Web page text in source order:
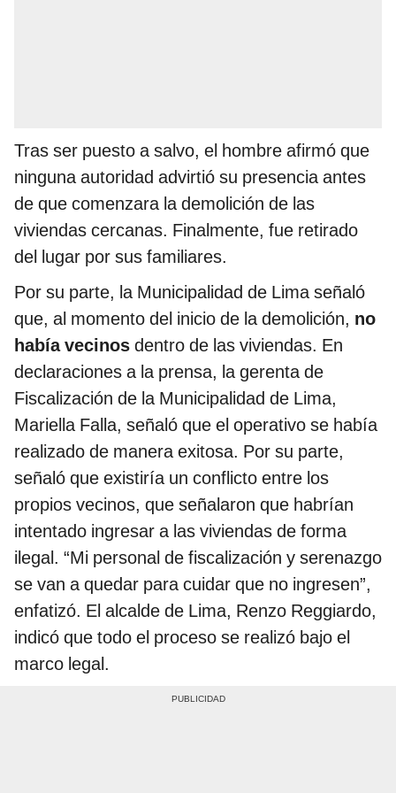
Tras ser puesto a salvo, el hombre afirmó que
ninguna autoridad advirtió su presencia antes
de que comenzara la demolición de las
viviendas cercanas. Finalmente, fue retirado
del lugar por sus familiares.
Por su parte, la Municipalidad de Lima señaló
que, al momento del inicio de la demolición, no
había vecinos dentro de las viviendas. En
declaraciones a la prensa, la gerenta de
Fiscalización de la Municipalidad de Lima,
Mariella Falla, señaló que el operativo se había
realizado de manera exitosa. Por su parte,
señaló que existiría un conflicto entre los
propios vecinos, que señalaron que habrían
intentado ingresar a las viviendas de forma
ilegal. “Mi personal de fiscalización y serenazgo
se van a quedar para cuidar que no ingresen”,
enfatizó. El alcalde de Lima, Renzo Reggiardo,
indicó que todo el proceso se realizó bajo el
marco legal.